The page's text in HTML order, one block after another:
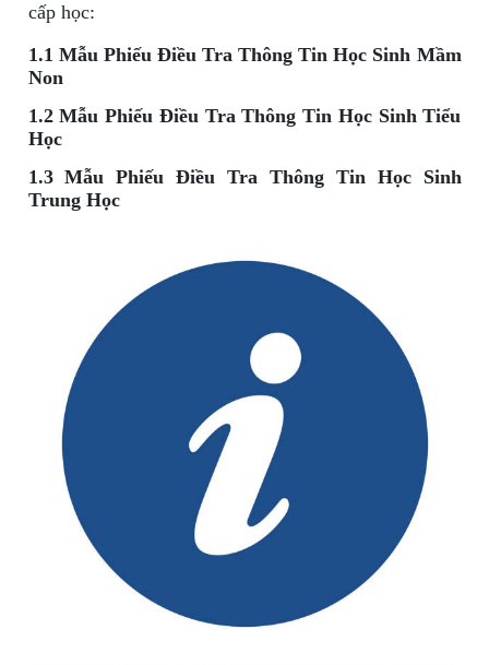
cấp học:
1.1 Mẫu Phiếu Điều Tra Thông Tin Học Sinh Mầm
Non
1.2 Mẫu Phiếu Điều Tra Thông Tin Học Sinh Tiểu
Học
1.3 Mẫu Phiếu Điều Tra Thông Tin Học Sinh
Trung Học